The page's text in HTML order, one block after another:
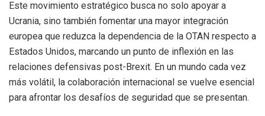
Este movimiento estratégico busca no solo apoyar a
Ucrania, sino también fomentar una mayor integración
europea que reduzca la dependencia de la OTAN respecto a
Estados Unidos, marcando un punto de inflexión en las
relaciones defensivas post-Brexit. En un mundo cada vez
más volátil, la colaboración internacional se vuelve esencial
para afrontar los desafíos de seguridad que se presentan.